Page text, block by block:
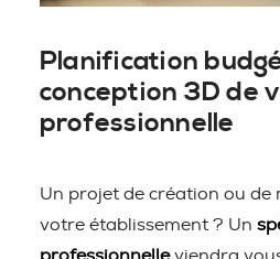
Planification
conception 3D de
professionnelle
Un projet de création ou de
votre établissement ? Un